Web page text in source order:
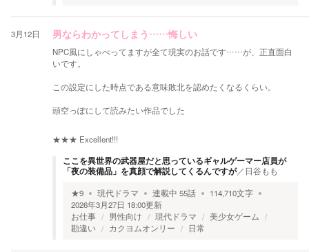
3月12日 男ならわかってしまう……悔しい
NPC風にしゃべってますが全て現実のお話です……が、正直面白
いです。
この設定にした時点である意味敗北を認めたくなるくらい。
頭空っぽにして読みたい作品でした
★★★ Excellent!!!
ここを異世界の武器屋だと思っているギャルゲーマー店員が
「夜の装備品」を真顔で解説してくるんですが／ 日谷もも
★9 現代ドラマ 連載中 55話 114,710文字
2026年3月27日 18:00更新
お仕事
男性向け 現代ドラマ
美少女ゲーム
勘違い
カクヨムオンリー 日常